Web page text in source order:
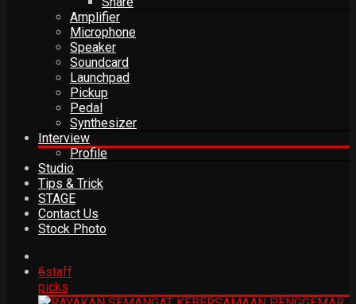
Amplifier
Microphone
Speaker
Soundcard
Launchpad
Pickup
Pedal
Synthesizer
Interview
Profile
Studio
Tips & Trick
STAGE
Contact Us
Stock Photo
6staff
picks